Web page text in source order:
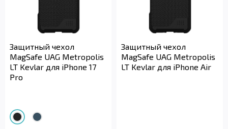
Защитный чехол
MagSafe UAG Metropolis
LT Kevlar для iPhone 17
Pro
Защитный чехол
MagSafe UAG Metropolis
LT Kevlar для iPhone Air